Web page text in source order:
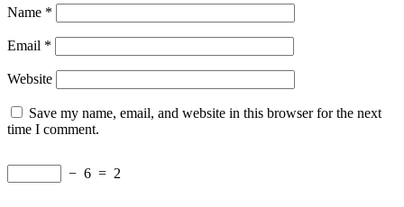
Name *
Email *
Website
Save my name, email, and website in this browser for the next
time I comment.
− 6 = 2